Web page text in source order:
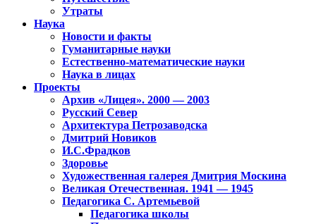
Утраты
Наука
Новости и факты
Гуманитарные науки
Естественно-математические науки
Наука в лицах
Проекты
Архив «Лицея». 2000 — 2003
Русский Север
Архитектура Петрозаводска
Дмитрий Новиков
И.С.Фрадков
Здоровье
Художественная галерея Дмитрия Москина
Великая Отечественная. 1941 — 1945
Педагогика С. Артемьевой
Педагогика школы